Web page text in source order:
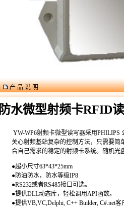
产 品 说 明
防水微型射频卡RFID
YW-WP6射频卡微型读写器采用PHILIPS
关心射频基站复杂的控制方法，只需要简
合自己需求的稳定的射频卡系统。随机光
●超小尺寸63*43*25mm
●防油防水，防水等级IP8
●RS232或者RS485接口可选。
●提供DLL动态库，轻松调用API函数。
●提供VB,VC,Delphi, C++ Builder, C#.net